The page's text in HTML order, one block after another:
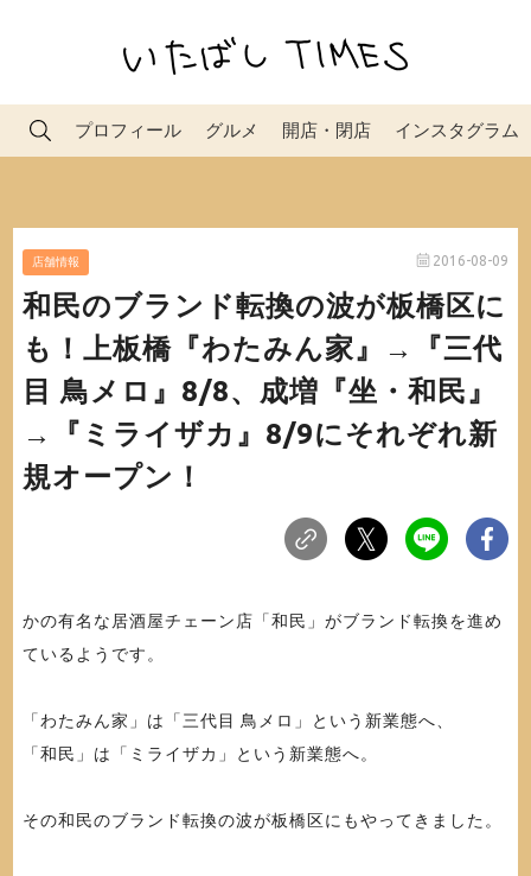
プロフィール グルメ 開店・閉店 インスタグラム
店舗情報 2016-08-09
和民のブランド転換の波が板橋区に
も！上板橋『わたみん家』→『三代
目 鳥メロ』8/8、成増『坐・和民』
→『ミライザカ』8/9にそれぞれ新
規オープン！
かの有名な居酒屋チェーン店「和民」がブランド転換を進め
ているようです。
「わたみん家」は「三代目 鳥メロ」という新業態へ、
「和民」は「ミライザカ」という新業態へ。
その和民のブランド転換の波が板橋区にもやってきました。